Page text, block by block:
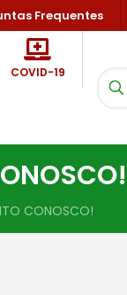
Frequentes
COVID-19
CONOSCO!